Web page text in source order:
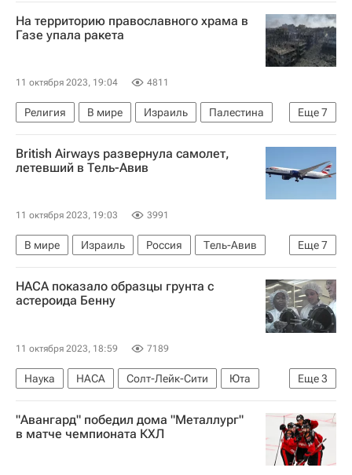
Антониу Гутерреш
Хосейн Амир Абдоллахиан
Джон Кирби
ХАМАС
ООН
Обострение палестино-израильского конфликта в 2023 году
На территорию православного храма в
Газе упала ракета
11 октября 2023, 19:04 4811
Еще7
Религия В мире Израиль
Палестина
Иерусалим
Биньямин Нетаньяху
Николай Балашов
Сергей Лавров
British Airways развернула самолет,
летевший в Тель-Авив
11 октября 2023, 19:03 3991
Еще7
В мире Израиль Россия
Тель-Авив
Биньямин Нетаньяху
Исмаил Хания
Исраэль Кац
ХАМАС
ООН
НАСА показало образцы грунта с
астероида Бенну
11 октября 2023, 18:59 7189
Еще3
Наука НАСА Солт-Лейк-Сити
Юта
Билл Нельсон
Министерство обороны США
США
"Авангард" победил дома "Металлург"
в матче чемпионата КХЛ